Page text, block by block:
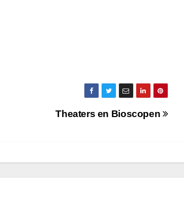
Theaters en Bioscopen